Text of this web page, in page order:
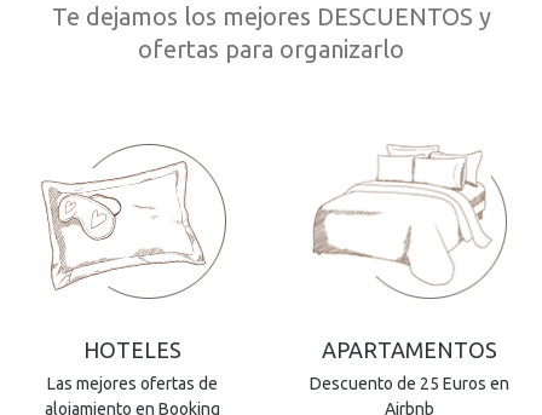
Te dejamos los mejores DESCUENTOS y
ofertas para organizarlo
HOTELES
Las mejores ofertas de
alojamiento en Booking
APARTAMENTOS
Descuento de 25 Euros en
Airbnb